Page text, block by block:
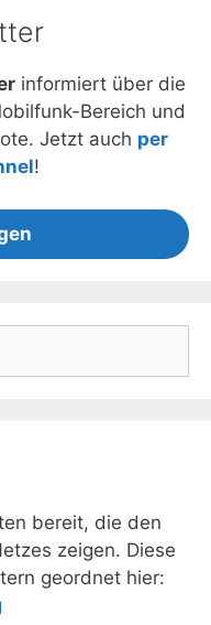
informiert über die
Bereich und
Jetzt auch per
!
bereit, die den
zeigen. Diese
geordnet hier: